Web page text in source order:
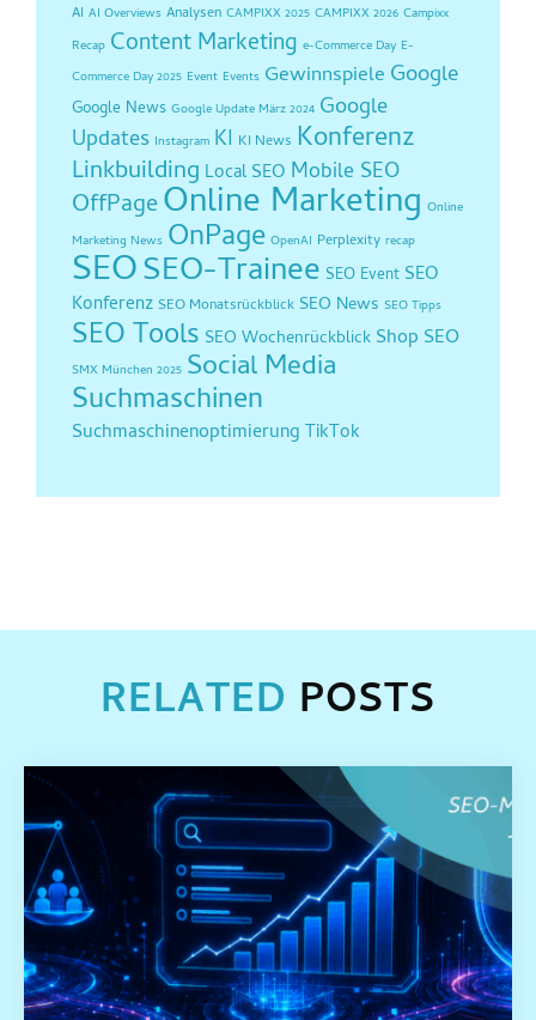
AI AI Overviews Analysen CAMPIXX 2025 CAMPIXX 2026 Campixx
Recap Content Marketing e-Commerce Day E-
Commerce Day 2025 Event Events Gewinnspiele Google
Google News Google Update März 2024 Google
Updates Instagram KI KI News Konferenz
Linkbuilding Local SEO Mobile SEO
OffPageOnline Marketing Online
Marketing News OnPage OpenAI Perplexity recap
SEOSEO-Trainee SEO Event SEO
Konferenz SEO Monatsrückblick SEO News SEO Tipps
SEO Tools SEO Wochenrückblick Shop SEO
SMX München 2025 Social Media
Suchmaschinen
Suchmaschinenoptimierung TikTok
RELATED POSTS